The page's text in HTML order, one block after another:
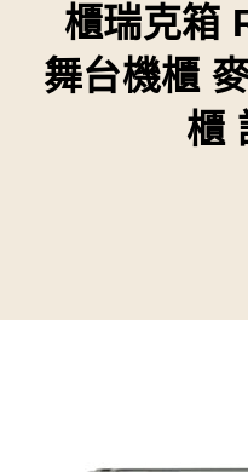
櫃瑞克箱
舞台機櫃
櫃